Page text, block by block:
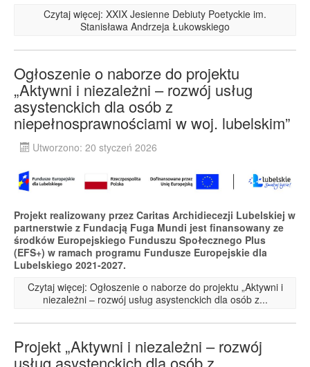
Czytaj więcej: XXIX Jesienne Debiuty Poetyckie im.
Stanisława Andrzeja Łukowskiego
Ogłoszenie o naborze do projektu
„Aktywni i niezależni – rozwój usług
asystenckich dla osób z
niepełnosprawnościami w woj. lubelskim”
Utworzono: 20 styczeń 2026
Projekt realizowany przez Caritas Archidiecezji Lubelskiej w
partnerstwie z Fundacją Fuga Mundi jest finansowany ze
środków Europejskiego Funduszu Społecznego Plus
(EFS+) w ramach programu Fundusze Europejskie dla
Lubelskiego 2021-2027.
Czytaj więcej: Ogłoszenie o naborze do projektu „Aktywni i
niezależni – rozwój usług asystenckich dla osób z...
Projekt „Aktywni i niezależni – rozwój
usług asystenckich dla osób z